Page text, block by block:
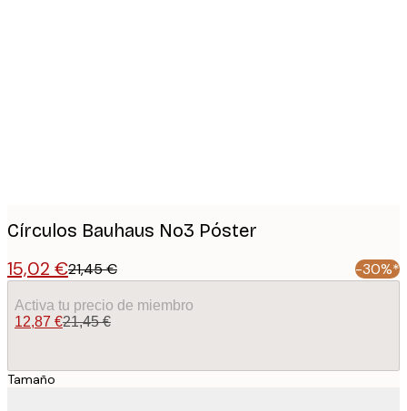
Círculos Bauhaus No3 Póster
15,02 €21,45 € -30%*
Activa tu precio de miembro
12,87 €21,45 €
Tamaño